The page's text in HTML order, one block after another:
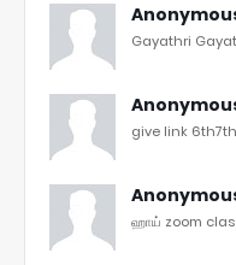
Gayathri
give link
ஹாய் zoom